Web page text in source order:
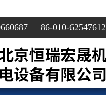
86-010-62547612